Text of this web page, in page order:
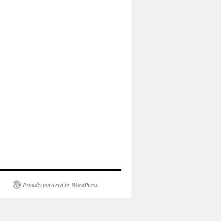
Proudly powered by WordPress.